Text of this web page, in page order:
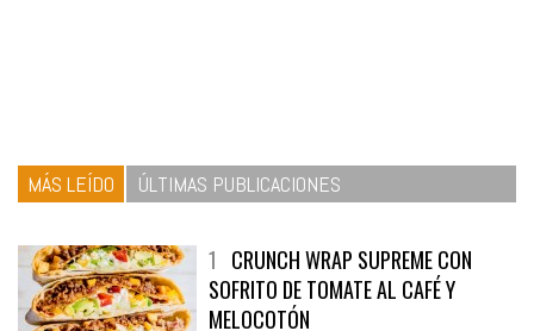
MÁS LEÍDO ÚLTIMAS PUBLICACIONES
1 CRUNCH WRAP SUPREME CON
SOFRITO DE TOMATE AL CAFÉ Y
MELOCOTÓN